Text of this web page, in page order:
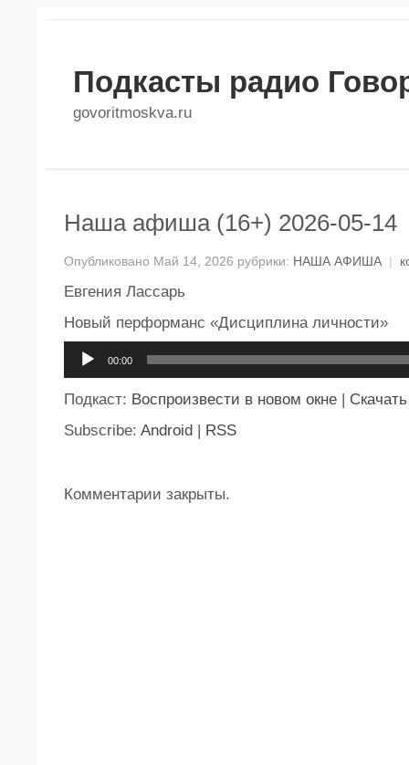
Подкасты радио
govoritmoskva.ru
Наша афиша (16+) 2026-05-14
Опубликовано Май 14, 2026 рубрики: НАША АФИША |
Евгения Лассарь
Новый перформанс «Дисциплина личности»
00:00
Подкаст: Воспроизвести в новом окне | Скачать
Subscribe: Android | RSS
Комментарии закрыты.